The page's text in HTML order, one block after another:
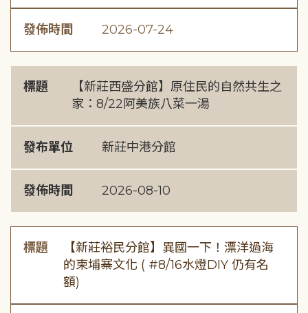
發佈時間 2026-07-24
標題
【新莊西盛分館】原住民的自然共生之
家：8/22阿美族八菜一湯
發布單位 新莊中港分館
發佈時間 2026-08-10
標題
【新莊裕民分館】異國一下！漂洋過海
的柬埔寨文化 ( #8/16水燈DIY 仍有名
額)